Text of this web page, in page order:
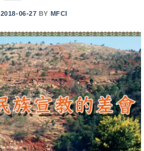
2018-06-27 BY MFCI